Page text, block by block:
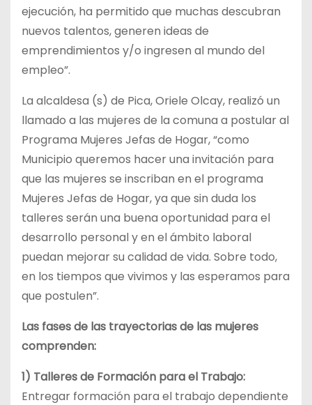
ejecución, ha permitido que muchas descubran
nuevos talentos, generen ideas de
emprendimientos y/o ingresen al mundo del
empleo”.
La alcaldesa (s) de Pica, Oriele Olcay, realizó un
llamado a las mujeres de la comuna a postular al
Programa Mujeres Jefas de Hogar, “como
Municipio queremos hacer una invitación para
que las mujeres se inscriban en el programa
Mujeres Jefas de Hogar, ya que sin duda los
talleres serán una buena oportunidad para el
desarrollo personal y en el ámbito laboral
puedan mejorar su calidad de vida. Sobre todo,
en los tiempos que vivimos y las esperamos para
que postulen”.
Las fases de las trayectorias de las mujeres
comprenden:
1) Talleres de Formación para el Trabajo:
Entregar formación para el trabajo dependiente